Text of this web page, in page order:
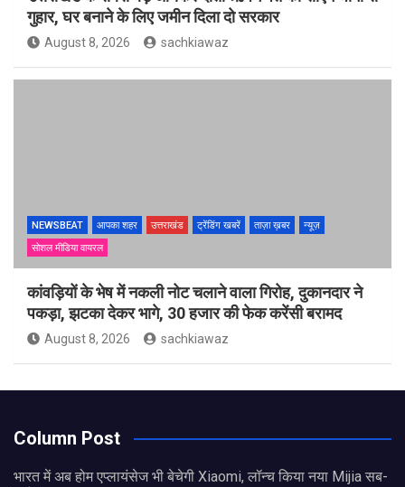
गुहार, घर बनाने के लिए जमीन दिला दो सरकार
August 8, 2026 sachkiawaz
NEWSBEAT आपका शहर उत्तराखंड ट्रेंडिंग खबरें ताज़ा ख़बर
न्यूज़
सोशल मीडिया वायरल
कांवड़ियों के भेष में नकली नोट चलाने वाला गिरोह, दुकानदार ने
पकड़ा, झटका देकर भागे, 30 हजार की फेक करेंसी बरामद
August 8, 2026 sachkiawaz
Column Post
भारत में अब होम एप्लायंसेज भी बेचेगी Xiaomi, लॉन्च किया नया Mijia सब-